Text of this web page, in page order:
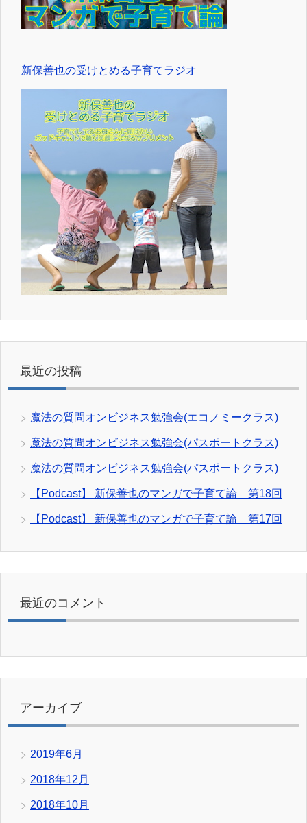
新保善也の受けとめる子育てラジオ
最近の投稿
魔法の質問オンビジネス勉強会(エコノミークラス)
魔法の質問オンビジネス勉強会(パスポートクラス)
魔法の質問オンビジネス勉強会(パスポートクラス)
【Podcast】 新保善也のマンガで子育て論 第18回
【Podcast】 新保善也のマンガで子育て論 第17回
最近のコメント
アーカイブ
2019年6月
2018年12月
2018年10月